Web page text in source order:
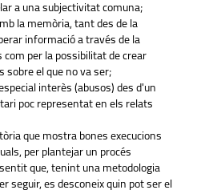
a una subjectivitat comuna;
la memòria, tant des de la
informació a través de la
com per la possibilitat de crear
sobre el que no va ser;
interès (abusos) des d'un
poc representat en els relats
que mostra bones execucions
per plantejar un procés
que, tenint una metodologia
seguir, es desconeix quin pot ser el